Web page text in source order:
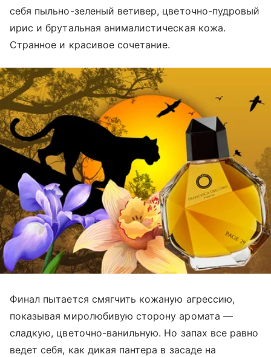
себя пыльно-зеленый ветивер, цветочно-пудровый
ирис и брутальная анималистическая кожа.
Странное и красивое сочетание.
Финал пытается смягчить кожаную агрессию,
показывая миролюбивую сторону аромата —
сладкую, цветочно-ванильную. Но запах все равно
ведет себя, как дикая пантера в засаде на